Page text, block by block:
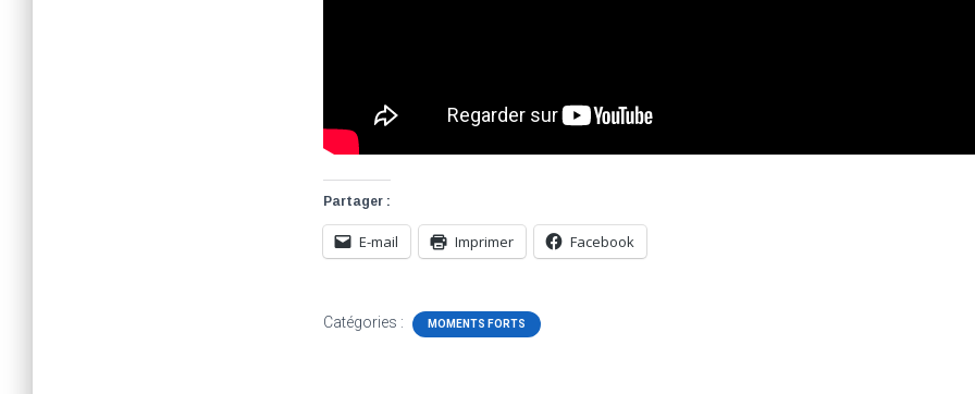
Partager :
E-mail Imprimer Facebook
Catégories : MOMENTS FORTS